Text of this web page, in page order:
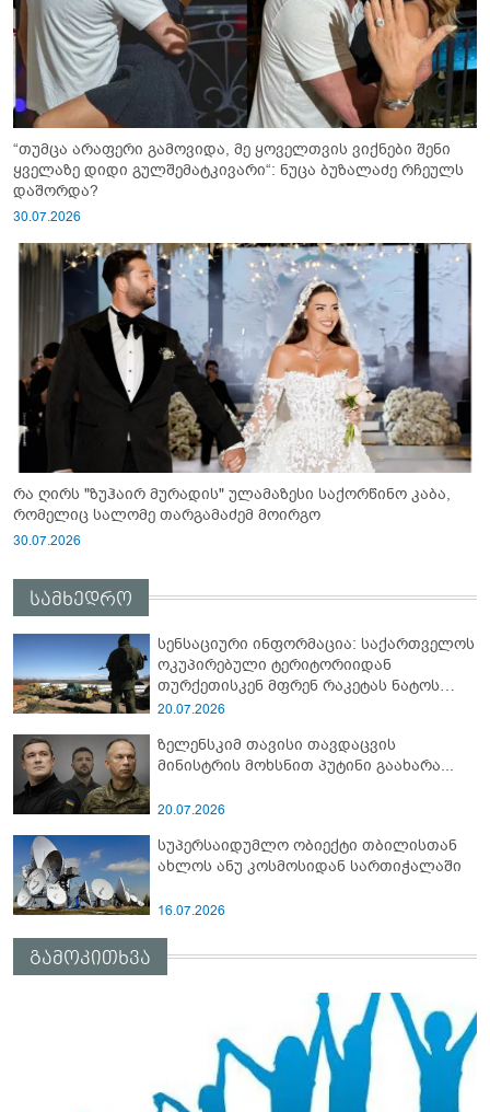
“თუმცა არაფერი გამოვიდა, მე ყოველთვის ვიქნები შენი
ყველაზე დიდი გულშემატკივარი“: ნუცა ბუზალაძე რჩეულს
დაშორდა?
30.07.2026
რა ღირს "ზუჰაირ მურადის" ულამაზესი საქორწინო კაბა,
რომელიც სალომე თარგამაძემ მოირგო
30.07.2026
სამხედრო
სენსაციური ინფორმაცია: საქართველოს
ოკუპირებული ტერიტორიიდან
თურქეთისკენ მფრენ რაკეტას ნატოს
სამიტი კინაღამ ჩაუშლია
20.07.2026
ზელენსკიმ თავისი თავდაცვის
მინისტრის მოხსნით პუტინი გაახარა...
20.07.2026
სუპერსაიდუმლო ობიექტი თბილისთან
ახლოს ანუ კოსმოსიდან სართიჭალაში
16.07.2026
გამოკითხვა